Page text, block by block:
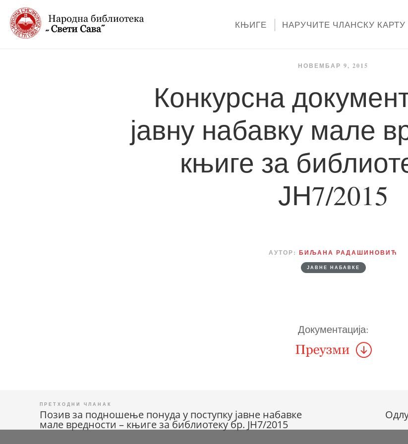
КЊИГЕ НАРУЧИТЕ ЧЛАНСКУ КАРТУ
НОВЕМБАР 9, 2015
Конкурсна
јавну набавку мале
књиге за
ЈН7/2015
АУТОР: БИЉАНА РАДАШИНОВИЋ
ЈАВНЕ НАБАВКЕ
Документација:
Кретање
Позив за подношење понуда у поступку јавне набавке
мале вредности – књиге за библиотеку бр. ЈН7/2015